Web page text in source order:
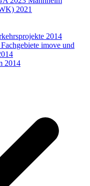
2021
2014
imove und
2014